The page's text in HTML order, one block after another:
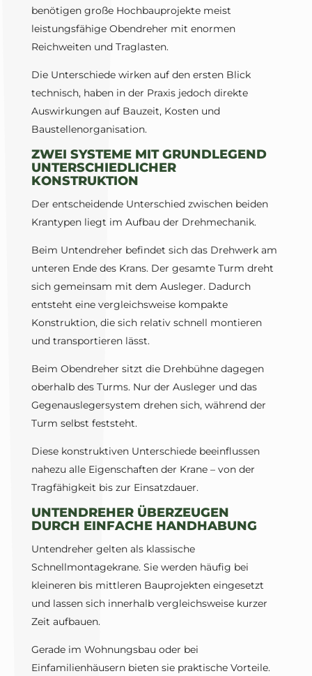
benötigen große Hochbauprojekte meist
leistungsfähige Obendreher mit enormen
Reichweiten und Traglasten.
Die Unterschiede wirken auf den ersten Blick
technisch, haben in der Praxis jedoch direkte
Auswirkungen auf Bauzeit, Kosten und
Baustellenorganisation.
ZWEI SYSTEME MIT GRUNDLEGEND
UNTERSCHIEDLICHER
KONSTRUKTION
Der entscheidende Unterschied zwischen beiden
Krantypen liegt im Aufbau der Drehmechanik.
Beim Untendreher befindet sich das Drehwerk am
unteren Ende des Krans. Der gesamte Turm dreht
sich gemeinsam mit dem Ausleger. Dadurch
entsteht eine vergleichsweise kompakte
Konstruktion, die sich relativ schnell montieren
und transportieren lässt.
Beim Obendreher sitzt die Drehbühne dagegen
oberhalb des Turms. Nur der Ausleger und das
Gegenauslegersystem drehen sich, während der
Turm selbst feststeht.
Diese konstruktiven Unterschiede beeinflussen
nahezu alle Eigenschaften der Krane – von der
Tragfähigkeit bis zur Einsatzdauer.
UNTENDREHER ÜBERZEUGEN
DURCH EINFACHE HANDHABUNG
Untendreher gelten als klassische
Schnellmontagekrane. Sie werden häufig bei
kleineren bis mittleren Bauprojekten eingesetzt
und lassen sich innerhalb vergleichsweise kurzer
Zeit aufbauen.
Gerade im Wohnungsbau oder bei
Einfamilienhäusern bieten sie praktische Vorteile.